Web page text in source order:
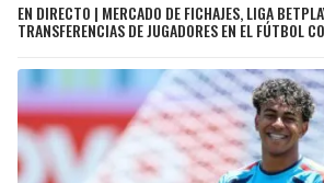
EN DIRECTO | MERCADO DE FICHAJES, LIGA
TRANSFERENCIAS DE JUGADORES EN EL FÚTBOL